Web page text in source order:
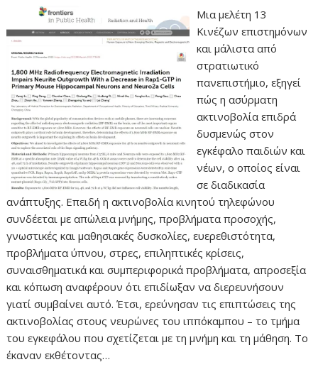
Μια μελέτη 13
Κινέζων επιστημόνων
και μάλιστα από
στρατιωτικό
πανεπιστήμιο, εξηγεί
πώς η ασύρματη
ακτινοβολία επιδρά
δυσμενώς στον
εγκέφαλο παιδιών και
νέων, ο οποίος είναι
σε διαδικασία
ανάπτυξης. Επειδή η ακτινοβολία κινητού τηλεφώνου
συνδέεται με απώλεια μνήμης, προβλήματα προσοχής,
γνωστικές και μαθησιακές δυσκολίες, ευερεθιστότητα,
προβλήματα ύπνου, στρες, επιληπτικές κρίσεις,
συναισθηματικά και συμπεριφορικά προβλήματα, απροσεξία
και κόπωση αναφέρουν ότι επιδίωξαν να διερευνήσουν
γιατί συμβαίνει αυτό. Έτσι, ερεύνησαν τις επιπτώσεις της
ακτινοβολίας στους νευρώνες του ιππόκαμπου – το τμήμα
του εγκεφάλου που σχετίζεται με τη μνήμη και τη μάθηση. Το
έκαναν εκθέτοντας…